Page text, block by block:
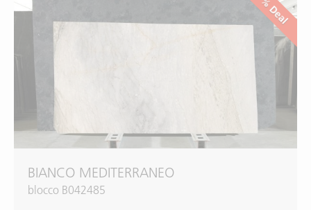
% Deal
BIANCO MEDITERRANEO
blocco B042485